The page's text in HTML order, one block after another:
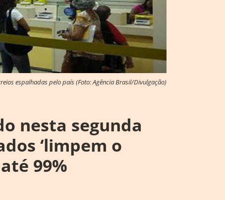
espalhadas pelo país (Foto: Agência Brasil/Divulgação)
nesta segunda
‘limpem o
99%